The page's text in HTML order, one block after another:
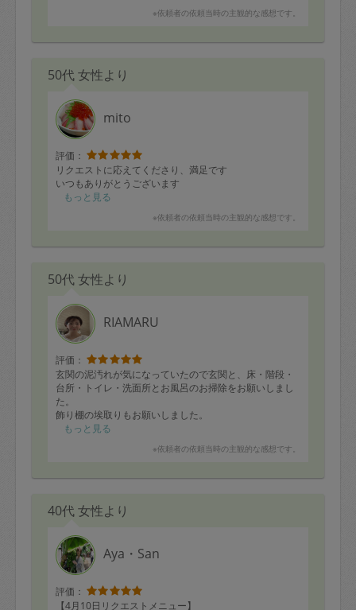
※依頼者の依頼当時の主観的な感想です。
50代 女性より
mito
評価：
リクエストに応えてくださり、満足です
いつもありがとうございます
もっと見る
※依頼者の依頼当時の主観的な感想です。
50代 女性より
RIAMARU
評価：
玄関の泥汚れが気になっていたので玄関と、床・階段・
台所・トイレ・洗面所とお風呂のお掃除をお願いしまし
た。
飾り棚の埃取りもお願いしました。
家中綺麗になりました。
もっと見る
※依頼者の依頼当時の主観的な感想です。
40代 女性より
Aya・San
評価：
【4月10日リクエストメニュー】